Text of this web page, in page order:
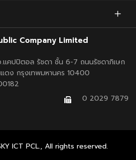
ก็ใกล้เข้ามาแล้ว สำหรับวันที่
ไบเทคบางนา และ 11 – 19
เพียบ! แถมแต่ละที่ก็ใกล้
ามบินดอนเมือง
าเที่ยวชมงานกันได้ง่าย ๆ
Company Limited
.แคปปิตอล รัชดา ชั้น 6-7 ถนนรัชดาภิเษก
ดง กรุงเทพมหานคร 10400
0 2029 7879
ICT PCL., All rights reserved.